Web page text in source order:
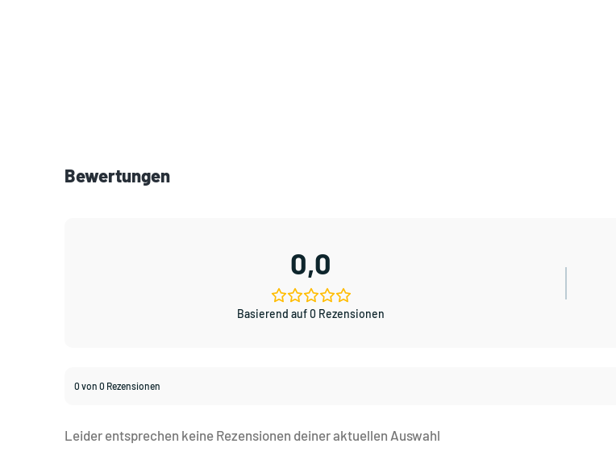
Bewertungen
0,0
Basierend auf 0 Rezensionen
0 von 0 Rezensionen
Leider entsprechen keine Rezensionen deiner aktuellen Auswahl